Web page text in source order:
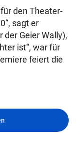
den Theater-
sagt er
der Geier Wally),
ist“, war für
feiert die